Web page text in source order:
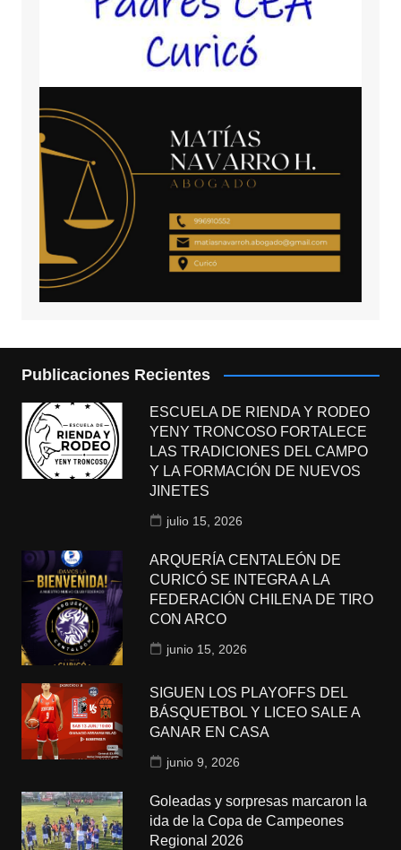
Publicaciones Recientes
ESCUELA DE RIENDA Y RODEO
YENY TRONCOSO FORTALECE
LAS TRADICIONES DEL CAMPO
Y LA FORMACIÓN DE NUEVOS
JINETES
julio 15, 2026
ARQUERÍA CENTALEÓN DE
CURICÓ SE INTEGRA A LA
FEDERACIÓN CHILENA DE TIRO
CON ARCO
junio 15, 2026
SIGUEN LOS PLAYOFFS DEL
BÁSQUETBOL Y LICEO SALE A
GANAR EN CASA
junio 9, 2026
Goleadas y sorpresas marcaron la
ida de la Copa de Campeones
Regional 2026